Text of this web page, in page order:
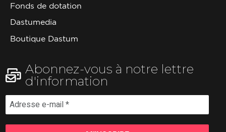
Fonds de dotation
Dastumedia
Boutique Dastum
Abonnez-vous à notre lettre
d'information